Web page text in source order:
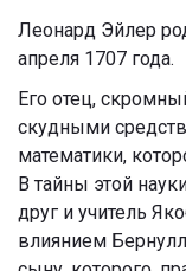
Леонард Эйлер
апреля 1707 года.
Его отец,
скудными
математики,
В тайны этой
друг и учитель
влиянием